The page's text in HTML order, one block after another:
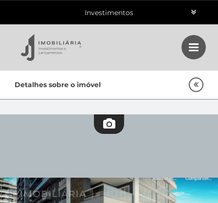
Class
Investimentos
Home
Oportunidades
Detalhes sobre o imóvel